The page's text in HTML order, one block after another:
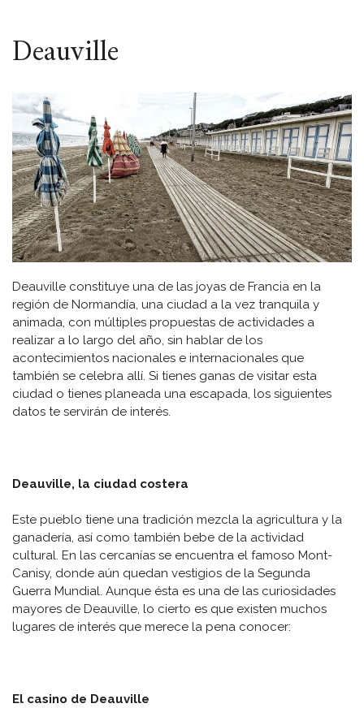
ESPACIO
Deauville
Deauville constituye una de las joyas de Francia en la
región de Normandía, una ciudad a la vez tranquila y
animada, con múltiples propuestas de actividades a
realizar a lo largo del año, sin hablar de los
acontecimientos nacionales e internacionales que
también se celebra allí. Si tienes ganas de visitar esta
ciudad o tienes planeada una escapada, los siguientes
datos te servirán de interés.
Deauville, la ciudad costera
Este pueblo tiene una tradición mezcla la agricultura y la
ganadería, así como también bebe de la actividad
cultural. En las cercanías se encuentra el famoso Mont-
Canisy, donde aún quedan vestigios de la Segunda
Guerra Mundial. Aunque ésta es una de las curiosidades
mayores de Deauville, lo cierto es que existen muchos
lugares de interés que merece la pena conocer:
El casino de Deauville